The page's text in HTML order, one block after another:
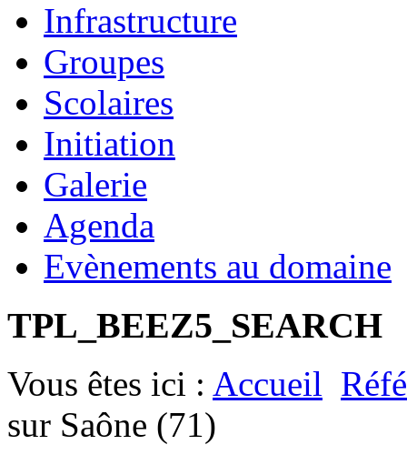
Infrastructure
Groupes
Scolaires
Initiation
Galerie
Agenda
Evènements au domaine
TPL_BEEZ5_SEARCH
Vous êtes ici : Accueil
sur Saône (71)